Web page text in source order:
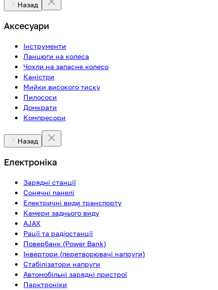
Назад
Аксесуари
Інструменти
Ланцюги на колеса
Чохли на запасне колесо
Каністри
Мийки високого тиску
Пилососи
Домкрати
Компресори
Назад
Електроніка
Зарядні станції
Сонячні панелі
Електричні види транспорту
Камери заднього виду
AJAX
Рації та радіостанції
Повербанк (Power Bank)
Інвертори (перетворювачі напруги)
Стабілізатори напруги
Автомобільні зарядні пристрої
Парктроніки